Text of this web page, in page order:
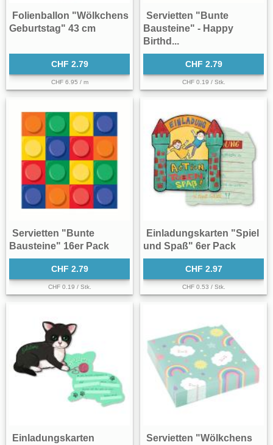
Folienballon "Wölkchens
Geburtstag" 43 cm
CHF 2.79
CHF 6.95 / m
Servietten "Bunte
Bausteine" - Happy
Birthd...
CHF 2.79
CHF 0.19 / Stk.
Servietten "Bunte
Bausteine" 16er Pack
CHF 2.79
CHF 0.19 / Stk.
Einladungskarten "Spiel
und Spaß" 6er Pack
CHF 2.97
CHF 0.53 / Stk.
Einladungskarten
Servietten "Wölkchens